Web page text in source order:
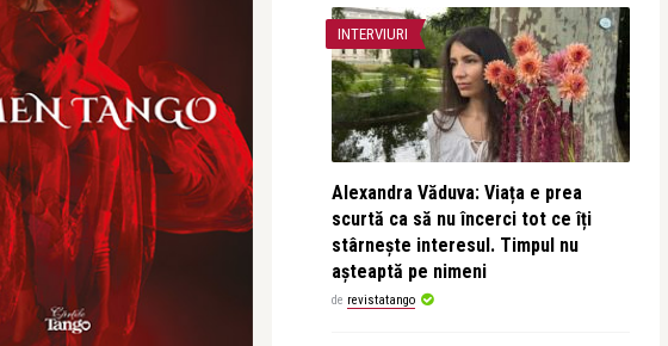
INTERVIURI
Alexandra Văduva: Viața e prea
scurtă ca să nu încerci tot ce îți
stârnește interesul. Timpul nu
așteaptă pe nimeni
de revistatango